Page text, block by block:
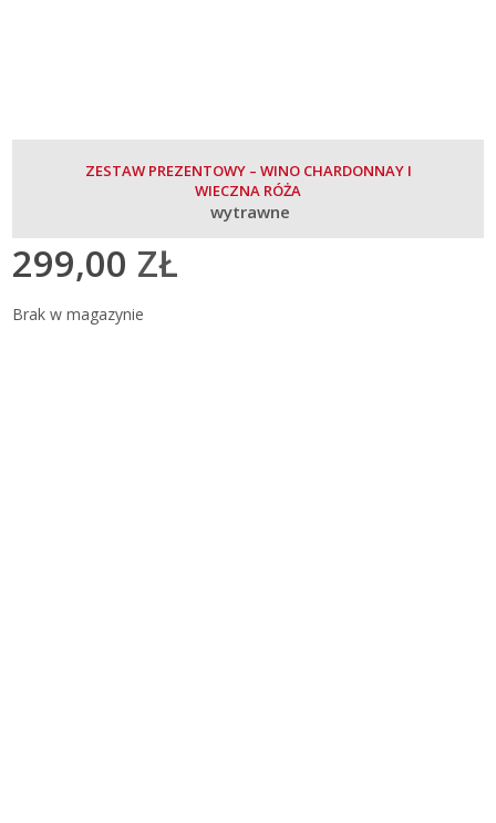
ZESTAW PREZENTOWY – WINO CHARDONNAY I
WIECZNA RÓŻA
wytrawne
299,00 ZŁ
Brak w magazynie